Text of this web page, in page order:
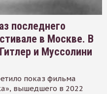
последнего
в Москве. В
и Муссолини
показ фильма
вышедшего в 2022